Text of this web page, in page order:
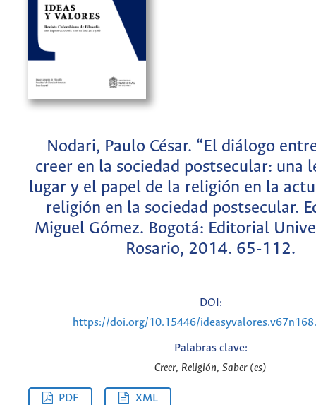
Nodari, Paulo César. “El diálogo
creer en la sociedad postsecular: una
lugar y el papel de la religión en la
religión en la sociedad postsecular.
Miguel Gómez. Bogotá: Editorial
Rosario, 2014. 65-112.
DOI:
https://doi.org/10.15446/
Palabras clave:
Creer, Religión, Saber (es)
PDF XML